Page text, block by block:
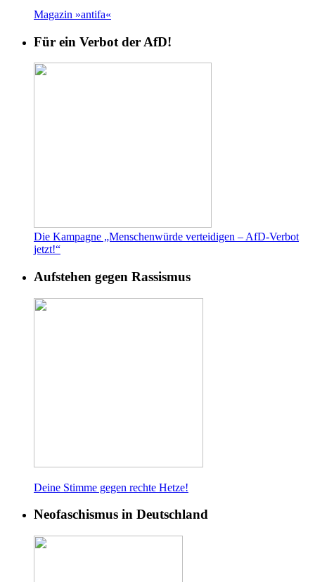
Magazin »antifa«
Für ein Verbot der AfD!
Die Kampagne „Menschenwürde verteidigen – AfD-Verbot
jetzt!“
Aufstehen gegen Rassismus
Deine Stimme gegen rechte Hetze!
Neofaschismus in Deutschland